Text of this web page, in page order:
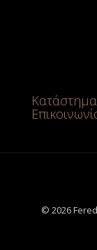
Κατάστημα
© 2026